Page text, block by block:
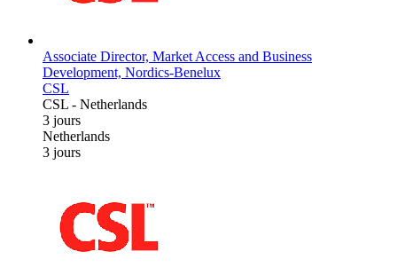
Associate Director, Market Access and Business
Development, Nordics-Benelux
CSL
CSL - Netherlands
3 jours
Netherlands
3 jours